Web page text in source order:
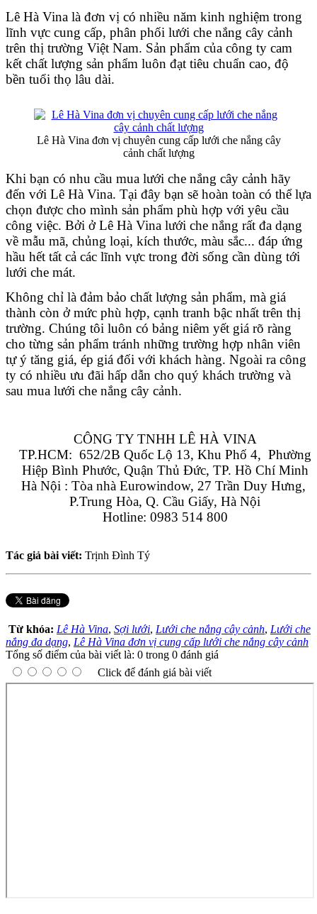
Lê Hà Vina là đơn vị có nhiều năm kinh nghiệm trong
lĩnh vực cung cấp, phân phối lưới che nắng cây cảnh
trên thị trường Việt Nam. Sản phẩm của công ty cam
kết chất lượng sản phẩm luôn đạt tiêu chuẩn cao, độ
bền tuổi thọ lâu dài.
Lê Hà Vina đơn vị chuyên cung cấp lưới che nắng cây
cảnh chất lượng
Khi bạn có nhu cầu mua lưới che nắng cây cảnh hãy
đến với Lê Hà Vina. Tại đây bạn sẽ hoàn toàn có thể lựa
chọn được cho mình sản phẩm phù hợp với yêu cầu
công việc. Bởi ở Lê Hà Vina lưới che nắng rất đa dạng
về mẫu mã, chủng loại, kích thước, màu sắc... đáp ứng
hầu hết tất cả các lĩnh vực trong đời sống cần dùng tới
lưới che mát.
Không chỉ là đảm bảo chất lượng sản phẩm, mà giá
thành còn ở mức phù hợp, cạnh tranh bậc nhất trên thị
trường. Chúng tôi luôn có bảng niêm yết giá rõ ràng
cho từng sản phẩm tránh những trường hợp nhân viên
tự ý tăng giá, ép giá đối với khách hàng. Ngoài ra công
ty có nhiều ưu đãi hấp dẫn cho quý khách trường và
sau mua lưới che nắng cây cảnh.
CÔNG TY TNHH LÊ HÀ VINA
TP.HCM:  652/2B Quốc Lộ 13, Khu Phố 4,  Phường
Hiệp Bình Phước, Quận Thủ Đức, TP. Hồ Chí Minh
Hà Nội : Tòa nhà Eurowindow, 27 Trần Duy Hưng,
P.Trung Hòa, Q. Cầu Giấy, Hà Nội
Hotline: 0983 514 800
Tác giả bài viết: Trịnh Đình Tý
Từ khóa: Lê Hà Vina, Sợi lưới, Lưới che nắng cây cảnh, Lưới che
nắng đa dạng, Lê Hà Vina đơn vị cung cấp lưới che nắng cây cảnh
Tổng số điểm của bài viết là: 0 trong 0 đánh giá
Click để đánh giá bài viết